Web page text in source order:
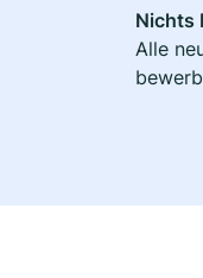
Nichts
Alle